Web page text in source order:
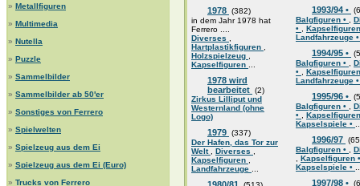
» Metallfiguren
» Multimedia
» Nutella
» Puzzle
» Sammelbilder
» Sammelbilder ab 50'er
» Sonstiges von Ferrero
» Spielwelten
» Spielzeug aus dem Ei
» Spielzeug aus dem Ei (Euro)
» Trucks von Ferrero
1978 (382)
in dem Jahr 1978 hat
Ferrero ....
Diverses
Hartplastikfiguren
Holzspielzeug
Kapselfiguren
1978 wird
bearbeitet (2)
Zirkus Lilliput und
Westernland (ohne
Logo)
1979 (337)
Der Hafen, das Tor zur
Welt
Diverses
Kapselfiguren
Landfahrzeuge
1993/94 •
Balgfiguren •
•
Landfahrzeuge
1994/95 •
Balgfiguren •
•
Landfahrzeuge
1995/96 •
Balgfiguren •
•
Kapselspiele •
1996/97
Balgfiguren •
Kapselfiguren
Kapselspiele •
1997/98 •